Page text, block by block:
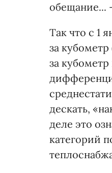
обещание...
Так что с 1
за
за
дескать,
деле это
категорий